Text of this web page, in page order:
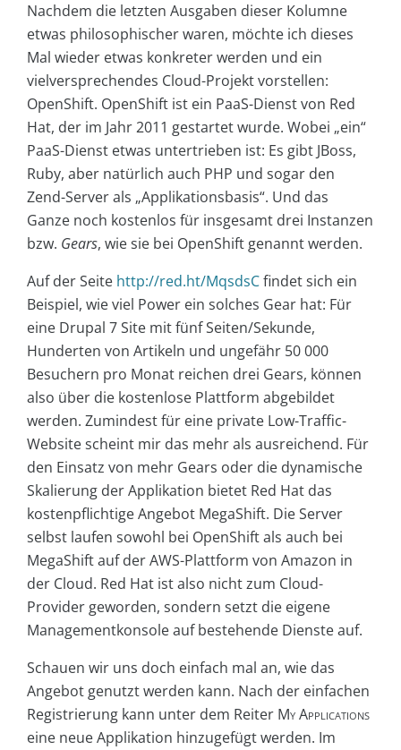
Nachdem die letzten Ausgaben dieser Kolumne
etwas philosophischer waren, möchte ich dieses
Mal wieder etwas konkreter werden und ein
vielversprechendes Cloud-Projekt vorstellen:
OpenShift. OpenShift ist ein PaaS-Dienst von Red
Hat, der im Jahr 2011 gestartet wurde. Wobei „ein“
PaaS-Dienst etwas untertrieben ist: Es gibt JBoss,
Ruby, aber natürlich auch PHP und sogar den
Zend-Server als „Applikationsbasis“. Und das
Ganze noch kostenlos für insgesamt drei Instanzen
bzw. Gears, wie sie bei OpenShift genannt werden.
Auf der Seite http://red.ht/MqsdsCfindet sich ein
Beispiel, wie viel Power ein solches Gear hat: Für
eine Drupal 7 Site mit fünf Seiten/Sekunde,
Hunderten von Artikeln und ungefähr 50 000
Besuchern pro Monat reichen drei Gears, können
also über die kostenlose Plattform abgebildet
werden. Zumindest für eine private Low-Traffic-
Website scheint mir das mehr als ausreichend. Für
den Einsatz von mehr Gears oder die dynamische
Skalierung der Applikation bietet Red Hat das
kostenpflichtige Angebot MegaShift. Die Server
selbst laufen sowohl bei OpenShift als auch bei
Mega­Shift auf der AWS-Plattform von Amazon in
der Cloud. Red Hat ist also nicht zum Cloud-
Provider geworden, sondern setzt die eigene
Managementkonsole auf bestehende Dienste auf.
Schauen wir uns doch einfach mal an, wie das
Angebot genutzt werden kann. Nach der einfachen
Registrierung kann unter dem Reiter My Applications
eine neue Applikation hinzugefügt werden. Im